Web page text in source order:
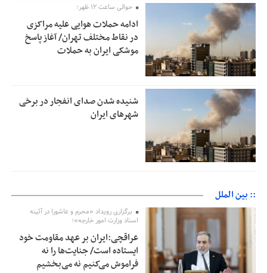
حوالی ساعت ۱۲ ظهر؛
ادامه حملات هوایی علیه مراکزی
در نقاط مختلف تهران/ آغاز پاسخ
موشکی ایران به حملات
شنیده شدن صدای انفجار در برخی
شهرهای ایران
:: بین الملل
برگزاری رویداد «محرم و عاشورا در آئینه
اسناد وزارت امور خارجه»؛
عراقچی:ایران بر عهد مقاومت خود
ایستاده است/ جنایت‌ها را نه
فراموش می‌کنیم نه می‌بخشیم